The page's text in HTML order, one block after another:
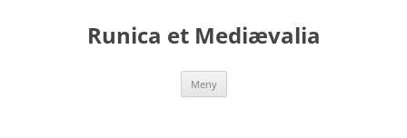
Runica et Mediævalia
Meny Hoppa
innehåll